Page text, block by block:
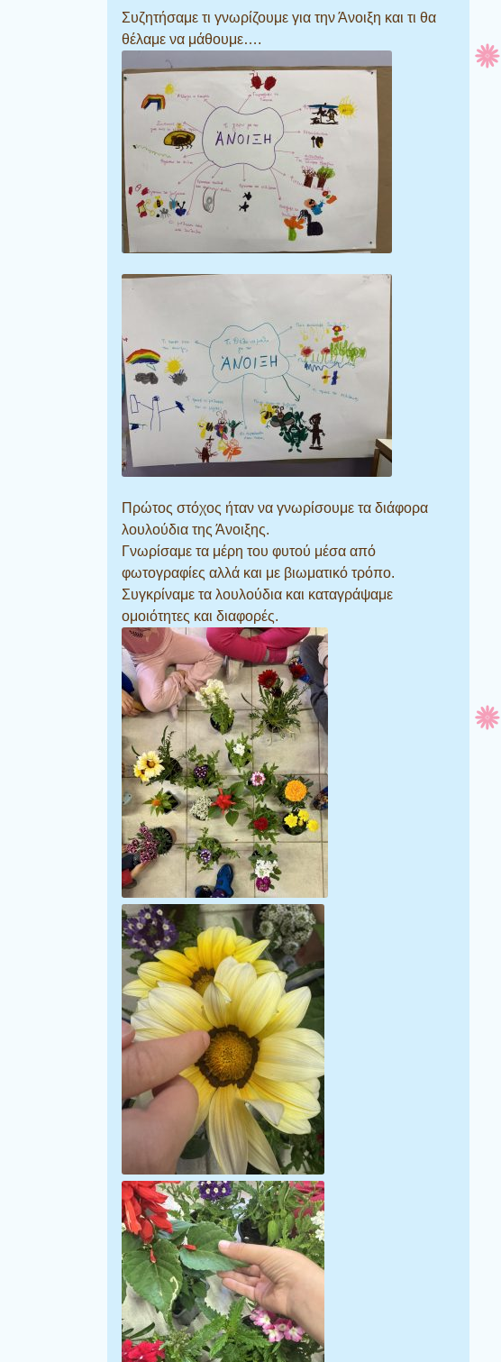
Συζητήσαμε τι γνωρίζουμε για την Άνοιξη και τι θα
θέλαμε να μάθουμε….
Πρώτος στόχος ήταν να γνωρίσουμε τα διάφορα
λουλούδια της Άνοιξης.
Γνωρίσαμε τα μέρη του φυτού μέσα από
φωτογραφίες αλλά και με βιωματικό τρόπο.
Συγκρίναμε τα λουλούδια και καταγράψαμε
ομοιότητες και διαφορές.